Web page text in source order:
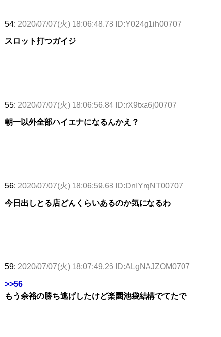
54: 2020/07/07(火) 18:06:48.78 ID:Y024g1ih00707
スロット打つガイジ
55: 2020/07/07(火) 18:06:56.84 ID:rX9txa6j00707
朝一以外全部ハイエナになるんかえ？
56: 2020/07/07(火) 18:06:59.68 ID:DnIYrqNT00707
今日出しとる店どんくらいあるのか気になるわ
59: 2020/07/07(火) 18:07:49.26 ID:ALgNAJZOM0707
>>56
もう余裕の勝ち逃げしたけど楽園池袋結構でてたで